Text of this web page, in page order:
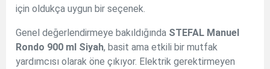
için oldukça uygun bir seçenek.
Genel değerlendirmeye bakıldığında STEFAL Manuel
Rondo 900 ml Siyah, basit ama etkili bir mutfak
yardımcısı olarak öne çıkıyor. Elektrik gerektirmeyen